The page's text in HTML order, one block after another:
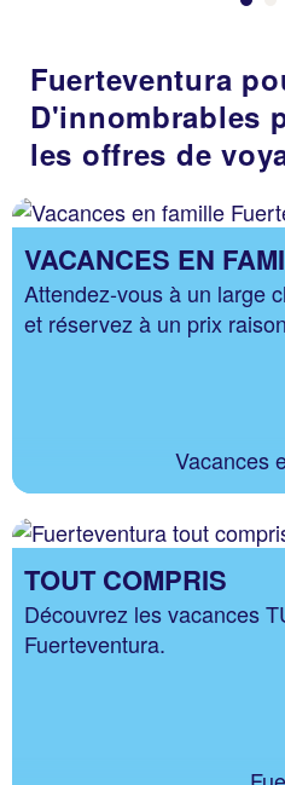
Fuerteventura
D'innombrables
les offres de
VACANCES EN
Attendez-vous à un large
et réservez à un prix
Vacances
TOUT COMPRIS
Découvrez les vacances
Fuerteventura.